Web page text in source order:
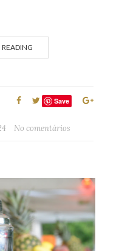
Save
No comentários